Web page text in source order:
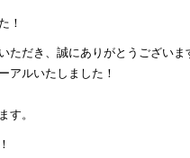
！
ただき、誠にありがとうございま
アルいたしました！
す。